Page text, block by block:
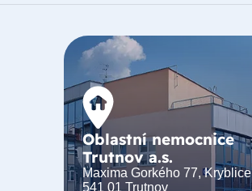
Oblastní nemocnice
Trutnov a.s.
Maxima Gorkého 77, Kryblice
541 01 Trutnov